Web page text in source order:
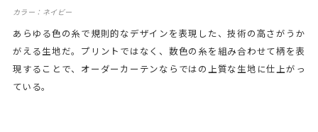
カラー：ネイビー
あらゆる色の糸で規則的なデザインを表現した、技術の高さがうか
がえる生地だ。プリントではなく、数色の糸を組み合わせて柄を表
現することで、オーダーカーテンならではの上質な生地に仕上がっ
ている。